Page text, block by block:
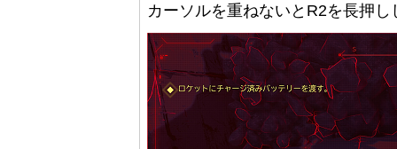
カーソルを重ねないとR2を長押